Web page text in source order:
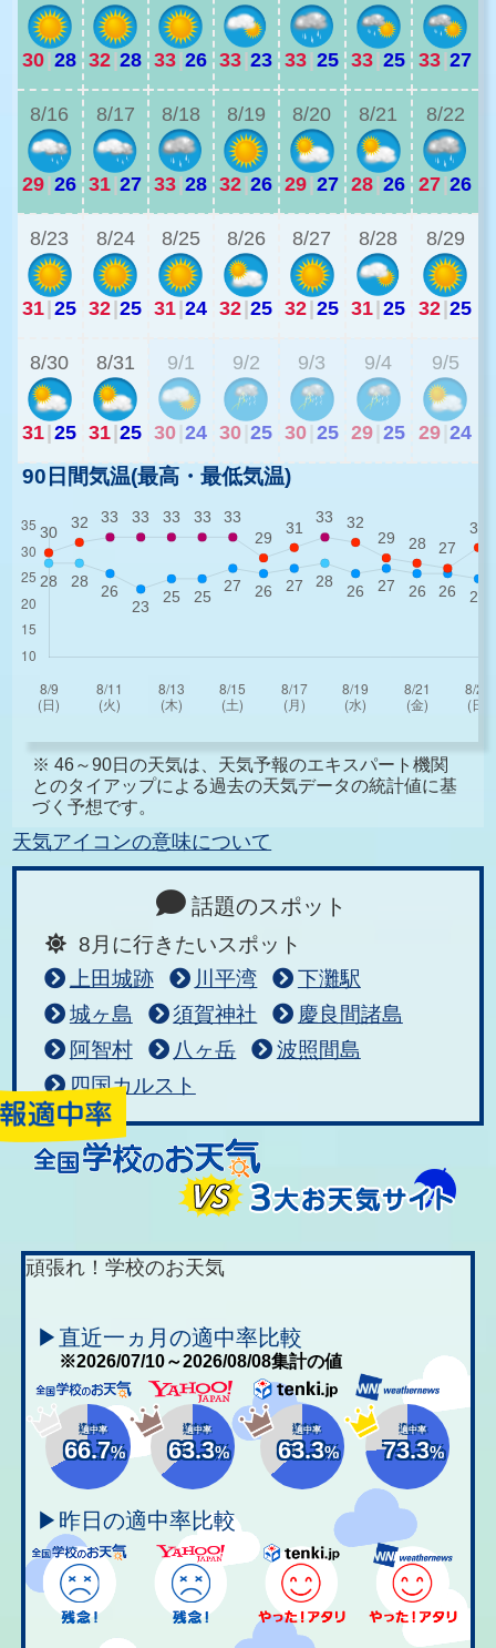
30|28 32|28 33|26 33|23 33|25 33|25 33|27
8/16
29|26
8/17
31|27
8/18
33|28
8/19
32|26
8/20
29|27
8/21
28|26
8/22
27|26
8/23
31|25
8/24
32|25
8/25
31|24
8/26
32|25
8/27
32|25
8/28
31|25
8/29
32|25
8/30
31|25
8/31
31|25
9/1
30 24
9/2
30 25
9/3
30 25
9/4
29 25
9/5
29 24
90日間気温(最高・最低気温)
※ 46～90日の天気は、天気予報のエキスパート機関
とのタイアップによる過去の天気データの統計値に基
づく予想です。
天気アイコンの意味について
話題のスポット
8月に行きたいスポット
上田城跡
川平湾
下灘駅
城ヶ島
須賀神社
慶良間諸島
阿智村
八ヶ岳
波照間島
四国カルスト
頑張れ！学校のお天気
▶直近一ヵ月の適中率比較
※2026/07/10～2026/08/08集計の値
適中率
66.7%
適中率
63.3%
適中率
63.3%
適中率
73.3%
▶昨日の適中率比較